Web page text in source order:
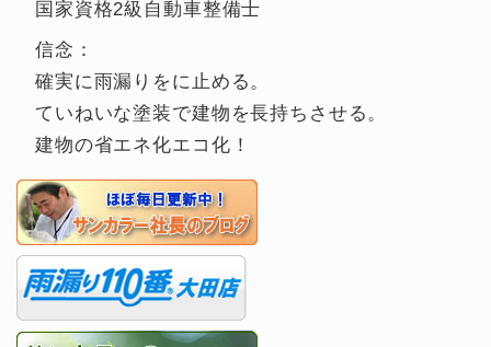
国家資格2級自動車整備士
信念：
確実に雨漏りをに止める。
ていねいな塗装で建物を長持ちさせる。
建物の省エネ化エコ化！